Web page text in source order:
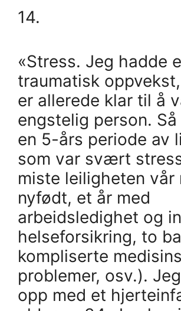
14.
«Stress. Jeg hadde
traumatisk
er allerede klar til å
engstelig person.
en 5-års periode av
som var svært
miste leiligheten vår
nyfødt, et år med
arbeidsledighet og
helseforsikring, to
kompliserte
problemer, osv.).
opp med et